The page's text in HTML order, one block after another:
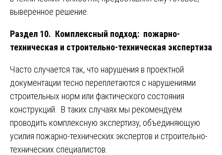
выверенное решение.
Раздел 10. Комплексный подход: пожарно-
техническая и строительно-техническая экспертиза
Часто случается так, что нарушения в проектной
документации тесно переплетаются с нарушениями
строительных норм или фактического состояния
конструкций. В таких случаях мы рекомендуем
проводить комплексную экспертизу, объединяющую
усилия пожарно-технических экспертов и строительно-
технических специалистов.